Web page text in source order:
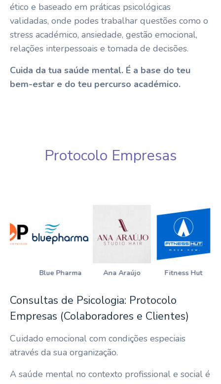
ético e baseado em práticas psicológicas
validadas, onde podes trabalhar questões como o
stress académico, ansiedade, gestão emocional,
relações interpessoais e tomada de decisões.
Cuida da tua saúde mental. É a base do teu
bem-estar e do teu percurso académico.
Protocolo Empresas
Fitness Hut
Ana Araújo
Blue Pharma
Consultas de Psicologia: Protocolo
Empresas (Colaboradores e Clientes)
Cuidado emocional com condições especiais
através da sua organização.
A saúde mental no contexto profissional e social é